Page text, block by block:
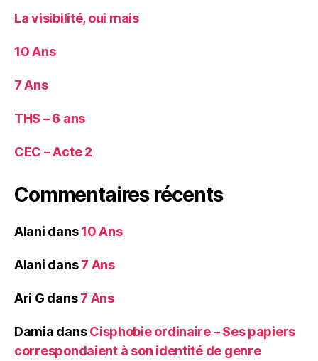
La visibilité, oui mais
10 Ans
7 Ans
THS – 6 ans
CEC – Acte 2
Commentaires récents
Alani dans10 Ans
Alani dans7 Ans
Ari G dans7 Ans
Damia dansCisphobie ordinaire – Ses papiers
correspondaient à son identité de genre